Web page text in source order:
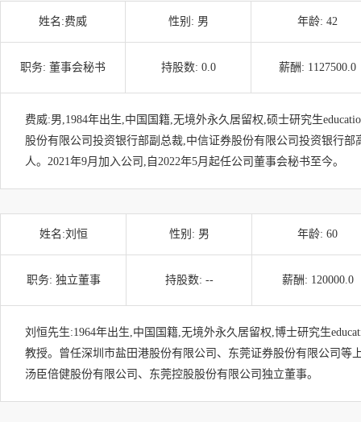
姓名:费威 性别: 男 年龄: 42
职务: 董事会秘书 持股数: 0.0 薪酬: 1127500.0
费威:男,1984年出生,中国国籍,无境外永久居留权,硕士研究生
股份有限公司投资银行部副总裁,中信证券股份有限公司投资银行部
人。2021年9月加入公司,自2022年5月起任公司董事会秘书至今。
姓名:刘恒 性别: 男 年龄: 60
职务: 独立董事 持股数: -- 薪酬: 120000.0
刘恒先生:1964年出生,中国国籍,无境外永久居留权,博士研究生
教授。曾任深圳市盐田港股份有限公司、东莞证券股份有限公司等
汤臣倍健股份有限公司、东莞控股股份有限公司独立董事。